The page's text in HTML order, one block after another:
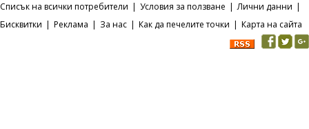
Списък на всички потребители | Условия за ползване | Лични данни |
Бисквитки | Реклама | За нас | Как да печелите точки | Карта на сайта